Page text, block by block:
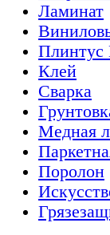
Ламинат
Клей
Сварка
Медная
Поролон